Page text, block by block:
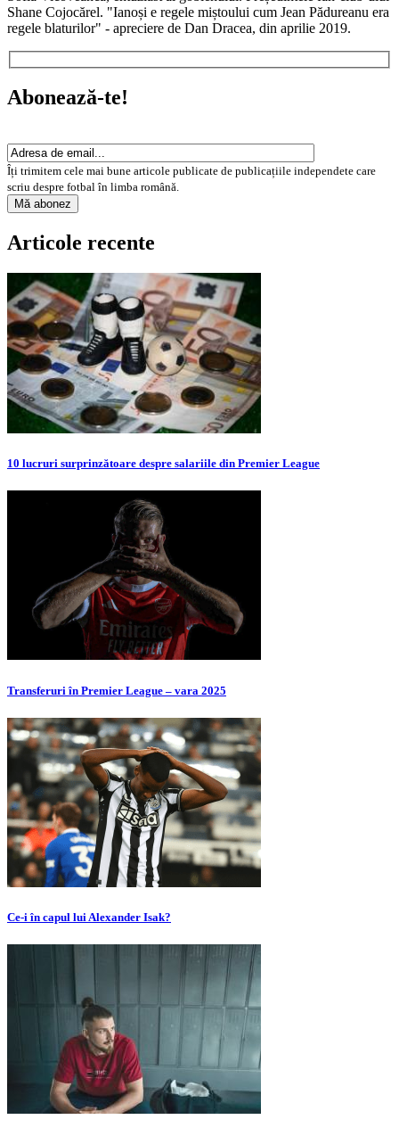
Shane Cojocărel. "Ianoși e regele miștoului cum Jean Pădureanu era
regele blaturilor" - apreciere de Dan Dracea, din aprilie 2019.
Abonează-te!
Îți trimitem cele mai bune articole publicate de publicațiile independete care
scriu despre fotbal în limba română.
Articole recente
10 lucruri surprinzătoare despre salariile din Premier League
Transferuri în Premier League – vara 2025
Ce-i în capul lui Alexander Isak?